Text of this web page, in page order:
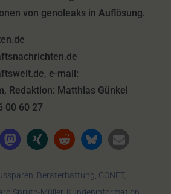
von genoleaks in Auflösung.
e-mail:
Redaktion: Matthias Günkel
00 60 27
, Beraterhaftung, CONET,